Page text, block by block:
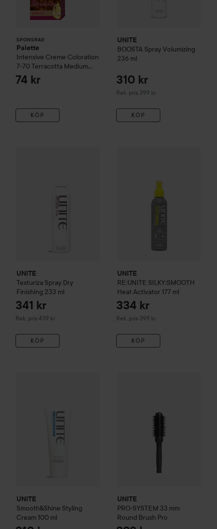
SPONSRAD
Palette
Intensive Creme Coloration
7-70 Terracotta Medium
Blonde
74 kr
KÖP
UNITE
BOOSTA Spray Volumizing
236 ml
310 kr
Rek. pris 399 kr
Rekommenderat pris 399 kr
KÖP
UNITE
Texturiza Spray Dry
Finishing 233 ml
341 kr
Rek. pris 439 kr
Rekommenderat pris 439 kr
KÖP
UNITE
RE:UNITE SILKY:SMOOTH
Heat Activator 177 ml
334 kr
Rek. pris 399 kr
Rekommenderat pris 399 kr
KÖP
UNITE
Smooth&Shine Styling
Cream 100 ml
UNITE
PRO-SYSTEM 33 mm
Round Brush Pro